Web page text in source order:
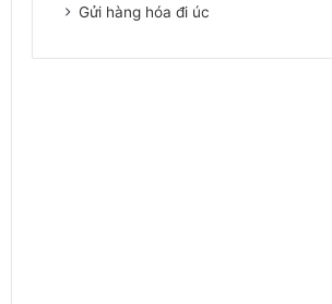
Gửi hàng hóa đi úc